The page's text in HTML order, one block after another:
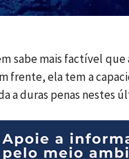
sabe mais factível que
frente, ela tem a
a duras penas nestes